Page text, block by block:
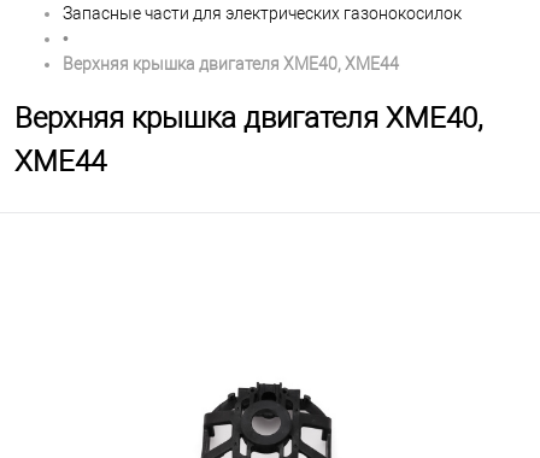
Запасные части для электрических газонокосилок
•
Верхняя крышка двигателя XME40, XME44
Верхняя крышка двигателя XME40,
XME44